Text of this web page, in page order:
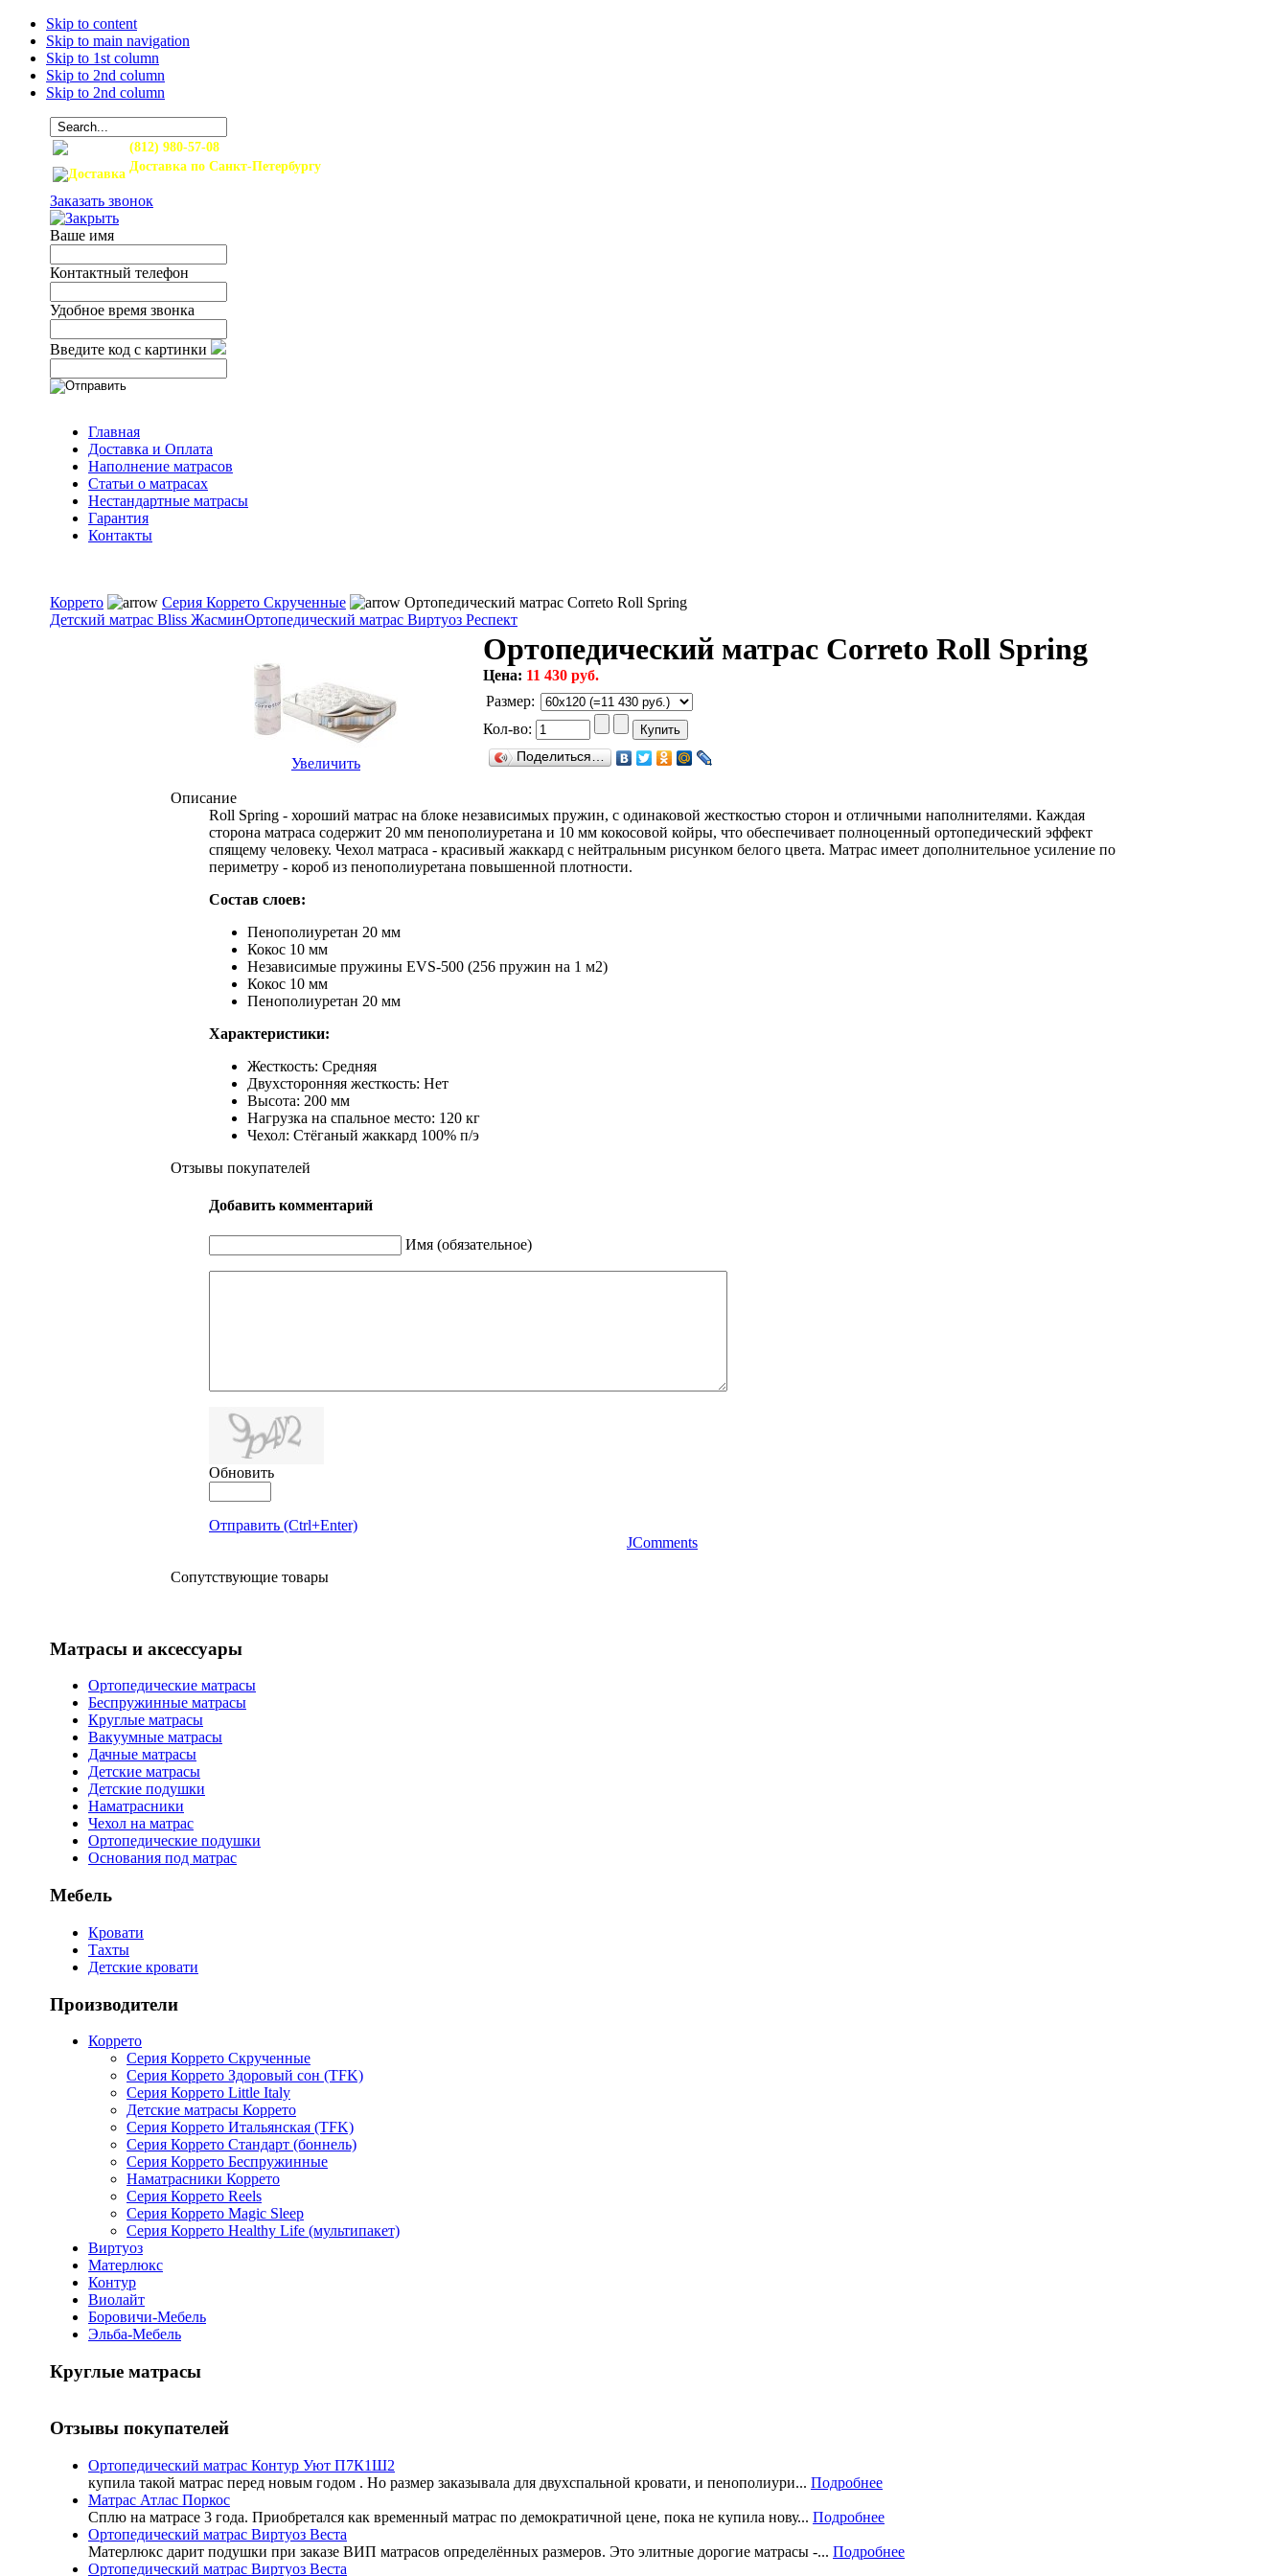
Skip to content
Skip to main navigation
Skip to 1st column
Skip to 2nd column
Skip to 2nd column
(812) 980-57-08
Доставка по Санкт-Петербургу
Заказать звонок
Ваше имя
Контактный телефон
Удобное время звонка
Введите код с картинки
Главная
Доставка и Оплата
Наполнение матрасов
Cтатьи о матрасах
Нестандартные матрасы
Гарантия
Контакты
Коррето Серия Коррето Скрученные
Ортопедический матрас Correto Roll Spring
Детский матрас Bliss ЖасминОртопедический матрас Виртуоз Респект
Увеличить
Ортопедический матрас Correto Roll Spring
Цена: 11 430 руб.
Размер:
Кол-во:
Поделиться…
Описание
Roll Spring - хороший матрас на блоке независимых пружин, с одинаковой жесткостью сторон и отличными наполнителями. Каждая
сторона матраса содержит 20 мм пенополиуретана и 10 мм кокосовой койры, что обеспечивает полноценный ортопедический эффект
спящему человеку. Чехол матраса - красивый жаккард с нейтральным рисунком белого цвета. Матрас имеет дополнительное усиление по
периметру - короб из пенополиуретана повышенной плотности.
Состав слоев:
Пенополиуретан 20 мм
Кокос 10 мм
Независимые пружины EVS-500 (256 пружин на 1 м2)
Кокос 10 мм
Пенополиуретан 20 мм
Характеристики:
Жесткость: Средняя
Двухсторонняя жесткость: Нет
Высота: 200 мм
Нагрузка на спальное место: 120 кг
Чехол: Стёганый жаккард 100% п/э
Отзывы покупателей
Добавить комментарий
Имя (обязательное)
Обновить
Отправить (Ctrl+Enter)
JComments
Сопутствующие товары
Матрасы и аксессуары
Ортопедические матрасы
Беспружинные матрасы
Круглые матрасы
Вакуумные матрасы
Дачные матрасы
Детские матрасы
Детские подушки
Наматрасники
Чехол на матрас
Ортопедические подушки
Основания под матрас
Мебель
Кровати
Тахты
Детские кровати
Производители
Коррето
Серия Коррето Скрученные
Серия Коррето Здоровый сон (TFK)
Серия Коррето Little Italy
Детские матрасы Коррето
Серия Коррето Итальянская (TFK)
Серия Коррето Стандарт (боннель)
Серия Коррето Беспружинные
Наматрасники Коррето
Серия Коррето Reels
Серия Коррето Magic Sleep
Серия Коррето Healthy Life (мультипакет)
Виртуоз
Матерлюкс
Контур
Виолайт
Боровичи-Мебель
Эльба-Мебель
Круглые матрасы
Отзывы покупателей
Ортопедический матрас Контур Уют П7К1Ш2
купила такой матрас перед новым годом . Но размер заказывала для двухспальной кровати, и пенополиури... Подробнее
Матрас Атлас Поркос
Сплю на матрасе 3 года. Приобретался как временный матрас по демократичной цене, пока не купила нову... Подробнее
Ортопедический матрас Виртуоз Веста
Матерлюкс дарит подушки при заказе ВИП матрасов определённых размеров. Это элитные дорогие матрасы -... Подробнее
Ортопедический матрас Виртуоз Веста